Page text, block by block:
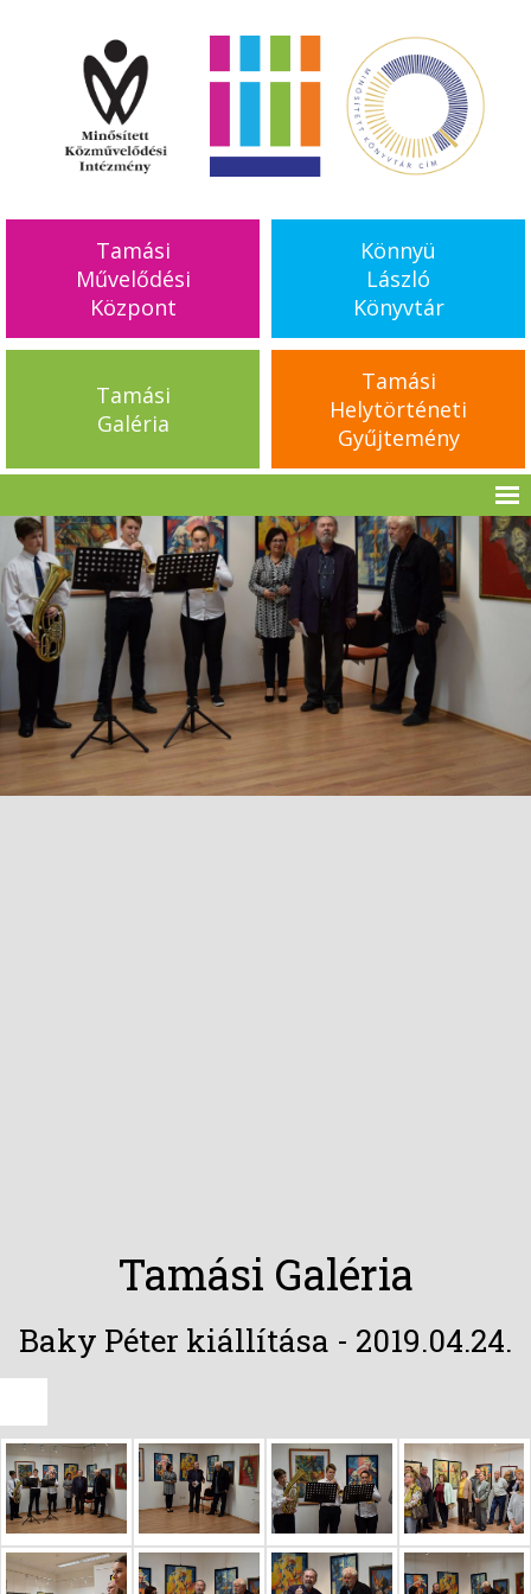
Tamási
Művelődési
Központ
Könnyü
László
Könyvtár
Tamási
Galéria
Tamási
Helytörténeti
Gyűjtemény
Tamási Galéria
Baky Péter kiállítása - 2019.04.24.